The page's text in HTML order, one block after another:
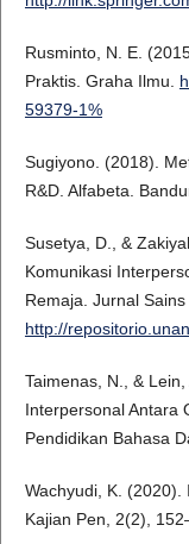
Rusminto, N. E.
Praktis. Graha Ilmu.
59379-1%
Sugiyono. (2018).
R&D. Alfabeta.
Susetya, D., &
Komunikasi
Remaja. Jurnal
http://
Taimenas, N., &
Interpersonal Antara
Pendidikan Bahasa
Wachyudi, K. (2020).
Kajian Pen, 2(2),